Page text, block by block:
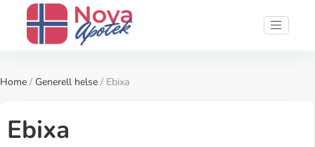
Home / Generell helse / Ebixa
Ebixa